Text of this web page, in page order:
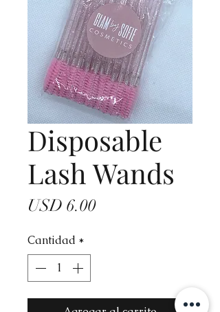
Disposable
Lash Wands
USD 6.00Precio
Cantidad *